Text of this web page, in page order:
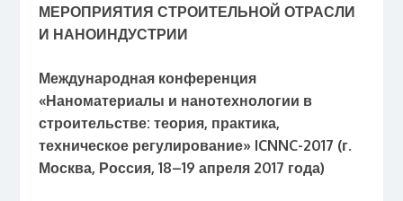
МЕРОПРИЯТИЯ СТРОИТЕЛЬНОЙ ОТРАСЛИ
И НАНОИНДУСТРИИ
Международная конференция
«Наноматериалы и нанотехнологии в
строительстве: теория, практика,
техническое регулирование» ICNNC-2017 (г.
Москва, Россия, 18–19 апреля 2017 года)